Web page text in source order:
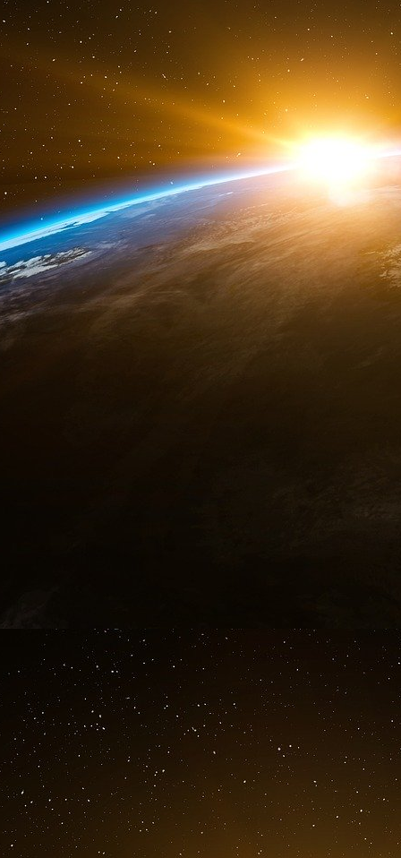
L’album d’anniversaire vient ajouter une
Une note biographique sous son certificat
juif » était Yudel, une forme yiddish de
piano, Epstein jouait de l’accordéon. Une
cet instrument lors de sa propre bar-mitzvah
autre page, une photo d’Epstein en train de
mitzvah d’Aaron Brown ».
Un bref souvenir du père d’Epstein
1985 pour rendre visite à des proches. Un
Juifs américains à Israël, même s’il
beaucoup moins développé qu’aujourd’hui.
de Tel Aviv et à l’hôtel King David de
pour nous faire visiter les environs ».
Sur cette photo prise le 19 octobre 2017, le
quartier de Sea Gate, dans
New York se profile au loin.